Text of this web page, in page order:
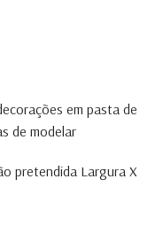
em pasta de
de modelar
pretendida Largura X